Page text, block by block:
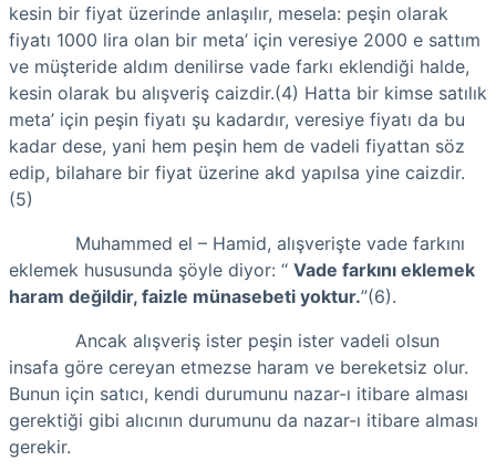
kesin bir fiyat üzerinde anlaşılır, mesela: peşin olarak
fiyatı 1000 lira olan bir meta’ için veresiye 2000 e sattım
ve müşteride aldım denilirse vade farkı eklendiği halde,
kesin olarak bu alışveriş caizdir.(4) Hatta bir kimse satılık
meta’ için peşin fiyatı şu kadardır, veresiye fiyatı da bu
kadar dese, yani hem peşin hem de vadeli fiyattan söz
edip, bilahare bir fiyat üzerine akd yapılsa yine caizdir.
(5)
Muhammed el – Hamid, alışverişte vade farkını
eklemek hususunda şöyle diyor: “ Vade farkını eklemek
haram değildir, faizle münasebeti yoktur.”(6).
Ancak alışveriş ister peşin ister vadeli olsun
insafa göre cereyan etmezse haram ve bereketsiz olur.
Bunun için satıcı, kendi durumunu nazar-ı itibare alması
gerektiği gibi alıcının durumunu da nazar-ı itibare alması
gerekir.